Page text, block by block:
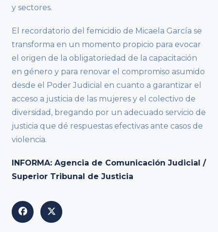
y sectores.
El recordatorio del femicidio de Micaela García se
transforma en un momento propicio para evocar
el origen de la obligatoriedad de la capacitación
en género y para renovar el compromiso asumido
desde el Poder Judicial en cuanto a garantizar el
acceso a justicia de las mujeres y el colectivo de
diversidad, bregando por un adecuado servicio de
justicia que dé respuestas efectivas ante casos de
violencia.
INFORMA: Agencia de Comunicación Judicial /
Superior Tribunal de Justicia